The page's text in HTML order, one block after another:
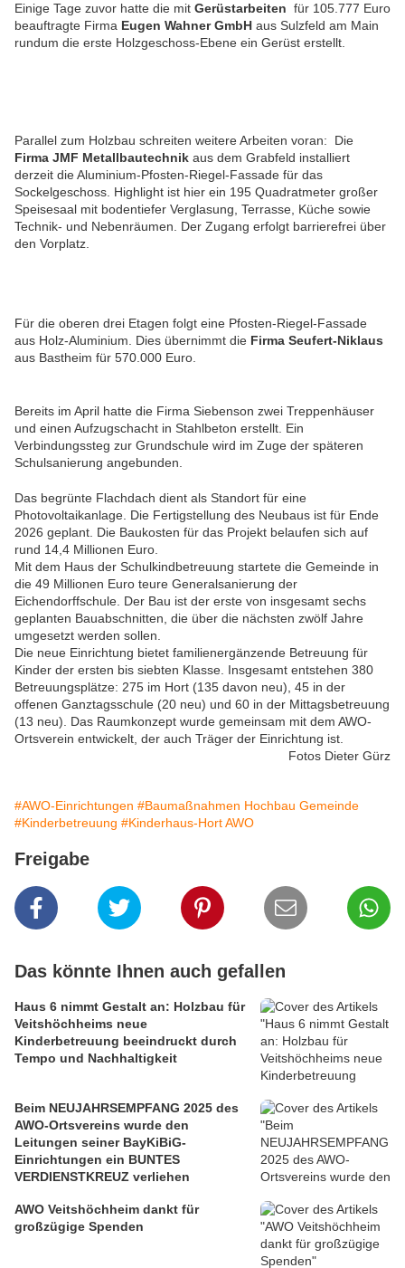
Einige Tage zuvor hatte die mit Gerüstarbeiten für 105.777 Euro
beauftragte Firma Eugen Wahner GmbH aus Sulzfeld am Main
rundum die erste Holzgeschoss-Ebene ein Gerüst erstellt.
Parallel zum Holzbau schreiten weitere Arbeiten voran: Die
Firma JMF Metallbautechnik aus dem Grabfeld installiert
derzeit die Aluminium-Pfosten-Riegel-Fassade für das
Sockelgeschoss. Highlight ist hier ein 195 Quadratmeter großer
Speisesaal mit bodentiefer Verglasung, Terrasse, Küche sowie
Technik- und Nebenräumen. Der Zugang erfolgt barrierefrei über
den Vorplatz.
Für die oberen drei Etagen folgt eine Pfosten-Riegel-Fassade
aus Holz-Aluminium. Dies übernimmt die Firma Seufert-Niklaus
aus Bastheim für 570.000 Euro.
Bereits im April hatte die Firma Siebenson zwei Treppenhäuser
und einen Aufzugschacht in Stahlbeton erstellt. Ein
Verbindungssteg zur Grundschule wird im Zuge der späteren
Schulsanierung angebunden.
Das begrünte Flachdach dient als Standort für eine
Photovoltaikanlage. Die Fertigstellung des Neubaus ist für Ende
2026 geplant. Die Baukosten für das Projekt belaufen sich auf
rund 14,4 Millionen Euro.
Mit dem Haus der Schulkindbetreuung startete die Gemeinde in
die 49 Millionen Euro teure Generalsanierung der
Eichendorffschule. Der Bau ist der erste von insgesamt sechs
geplanten Bauabschnitten, die über die nächsten zwölf Jahre
umgesetzt werden sollen.
Die neue Einrichtung bietet familienergänzende Betreuung für
Kinder der ersten bis siebten Klasse. Insgesamt entstehen 380
Betreuungsplätze: 275 im Hort (135 davon neu), 45 in der
offenen Ganztagsschule (20 neu) und 60 in der Mittagsbetreuung
(13 neu). Das Raumkonzept wurde gemeinsam mit dem AWO-
Ortsverein entwickelt, der auch Träger der Einrichtung ist.
Fotos Dieter Gürz
#AWO-Einrichtungen #Baumaßnahmen Hochbau Gemeinde
#Kinderbetreuung #Kinderhaus-Hort AWO
Freigabe
Das könnte Ihnen auch gefallen
Haus 6 nimmt Gestalt an: Holzbau für
Veitshöchheims neue
Kinderbetreuung beeindruckt durch
Tempo und Nachhaltigkeit
Beim NEUJAHRSEMPFANG 2025 des
AWO-Ortsvereins wurde den
Leitungen seiner BayKiBiG-
Einrichtungen ein BUNTES
VERDIENSTKREUZ verliehen
AWO Veitshöchheim dankt für
großzügige Spenden